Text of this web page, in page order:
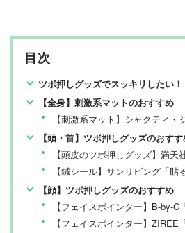
目次
ツボ押しグッズでスッキリしたい！
【全身】刺激系マットのおすすめ
【刺激系マット】シャクティ・ジャパン「シ
【頭・首】ツボ押しグッズのおす
【頭皮のツボ押しグッズ】満天社「ヘッド
【鍼シール】サンリビング「貼るだけ
【顔】ツボ押しグッズのおすすめ
【フェイスポインター】B-by-C「
【フェイスポインター】ZIREE「